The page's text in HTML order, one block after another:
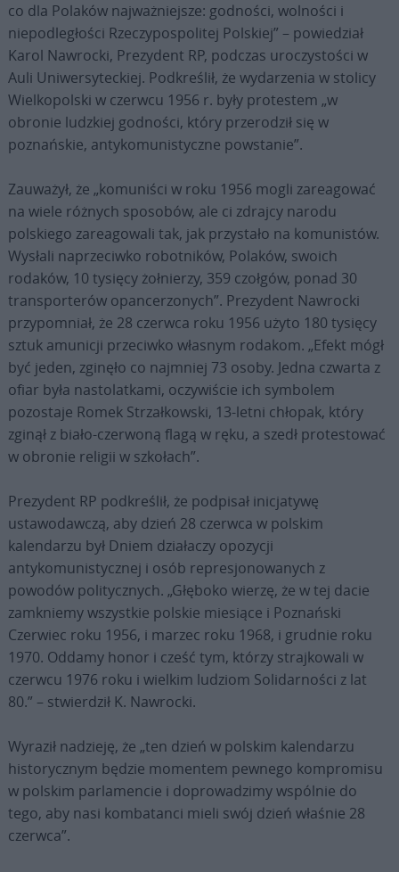
co dla Polaków najważniejsze: godności, wolności i
niepodległości Rzeczypospolitej Polskiej” – powiedział
Karol Nawrocki, Prezydent RP, podczas uroczystości w
Auli Uniwersyteckiej. Podkreślił, że wydarzenia w stolicy
Wielkopolski w czerwcu 1956 r. były protestem „w
obronie ludzkiej godności, który przerodził się w
poznańskie, antykomunistyczne powstanie”.
Zauważył, że „komuniści w roku 1956 mogli zareagować
na wiele różnych sposobów, ale ci zdrajcy narodu
polskiego zareagowali tak, jak przystało na komunistów.
Wysłali naprzeciwko robotników, Polaków, swoich
rodaków, 10 tysięcy żołnierzy, 359 czołgów, ponad 30
transporterów opancerzonych”. Prezydent Nawrocki
przypomniał, że 28 czerwca roku 1956 użyto 180 tysięcy
sztuk amunicji przeciwko własnym rodakom. „Efekt mógł
być jeden, zginęło co najmniej 73 osoby. Jedna czwarta z
ofiar była nastolatkami, oczywiście ich symbolem
pozostaje Romek Strzałkowski, 13-letni chłopak, który
zginął z biało-czerwoną flagą w ręku, a szedł protestować
w obronie religii w szkołach”.
Prezydent RP podkreślił, że podpisał inicjatywę
ustawodawczą, aby dzień 28 czerwca w polskim
kalendarzu był Dniem działaczy opozycji
antykomunistycznej i osób represjonowanych z
powodów politycznych. „Głęboko wierzę, że w tej dacie
zamkniemy wszystkie polskie miesiące i Poznański
Czerwiec roku 1956, i marzec roku 1968, i grudnie roku
1970. Oddamy honor i cześć tym, którzy strajkowali w
czerwcu 1976 roku i wielkim ludziom Solidarności z lat
80.” – stwierdził K. Nawrocki.
Wyraził nadzieję, że „ten dzień w polskim kalendarzu
historycznym będzie momentem pewnego kompromisu
w polskim parlamencie i doprowadzimy wspólnie do
tego, aby nasi kombatanci mieli swój dzień właśnie 28
czerwca”.